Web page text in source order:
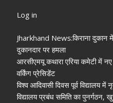
तस्वीर साफ
Log in
Jharkhand News:किराना दुकान में
दुकानदार पर हमला
आरसीएमयू कथारा एरिया कमेटी में नए
वर्किंग प्रेसिडेंट
विश्व आदिवासी दिवस पूर्व विद्यालय में
विद्यालय प्रबंध समिति का पुनर्गठन,